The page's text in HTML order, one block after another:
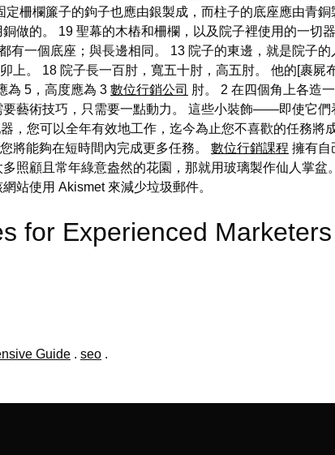
定柵欄簾子的鉤子也應由銀製成，而柱子的底座應由青
做的。 19 聖幕的木樁和柵欄，以及院子裡使用的一切
有一個底座；與長邊相同。 13 院子的東邊，就是院子
上。 18 院子長一百肘，寬五十肘，高五肘。 他的[裹屍
為 5，高度應為 3 數位行銷公司
肘。 2 在四個角上各造
要藝術技巧，只需要一點動力。 這些小裝飾——即使它
，您可以全年有效地工作，迄今為止您不喜歡的任務將
將能夠在短時間內完成更多任務。 數位行銷課程 擁有自
照顧且常年綠意盎然的花園，那就用玻璃製作仙人掌
站使用 Akismet 來減少垃圾郵件。
for Experienced
Guide . seo .